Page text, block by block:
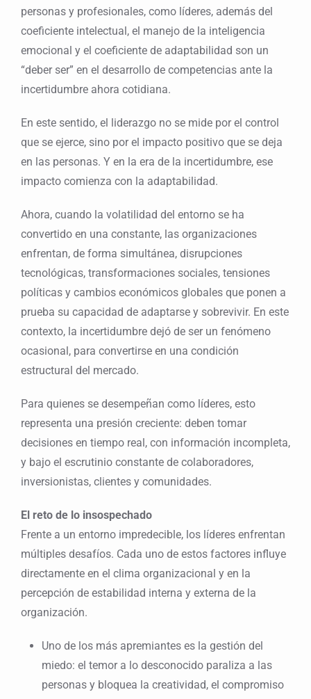
personas y profesionales, como líderes, además del
coeficiente intelectual, el manejo de la inteligencia
emocional y el coeficiente de adaptabilidad son un
“deber ser” en el desarrollo de competencias ante la
incertidumbre ahora cotidiana.
En este sentido, el liderazgo no se mide por el control
que se ejerce, sino por el impacto positivo que se deja
en las personas. Y en la era de la incertidumbre, ese
impacto comienza con la adaptabilidad.
Ahora, cuando la volatilidad del entorno se ha
convertido en una constante, las organizaciones
enfrentan, de forma simultánea, disrupciones
tecnológicas, transformaciones sociales, tensiones
políticas y cambios económicos globales que ponen a
prueba su capacidad de adaptarse y sobrevivir. En este
contexto, la incertidumbre dejó de ser un fenómeno
ocasional, para convertirse en una condición
estructural del mercado.
Para quienes se desempeñan como líderes, esto
representa una presión creciente: deben tomar
decisiones en tiempo real, con información incompleta,
y bajo el escrutinio constante de colaboradores,
inversionistas, clientes y comunidades.
El reto de lo insospechado
Frente a un entorno impredecible, los líderes enfrentan
múltiples desafíos. Cada uno de estos factores influye
directamente en el clima organizacional y en la
percepción de estabilidad interna y externa de la
organización.
Uno de los más apremiantes es la gestión del
miedo: el temor a lo desconocido paraliza a las
personas y bloquea la creatividad, el compromiso